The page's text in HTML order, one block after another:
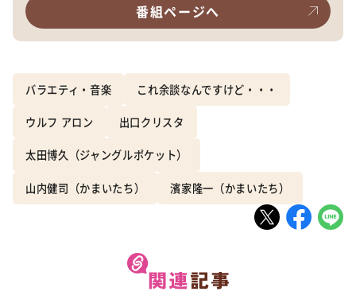
番組ページへ
バラエティ・音楽 これ余談なんですけど・・・
ウルフ アロン 出口クリスタ
太田博久（ジャングルポケット）
山内健司（かまいたち） 濱家隆一（かまいたち）